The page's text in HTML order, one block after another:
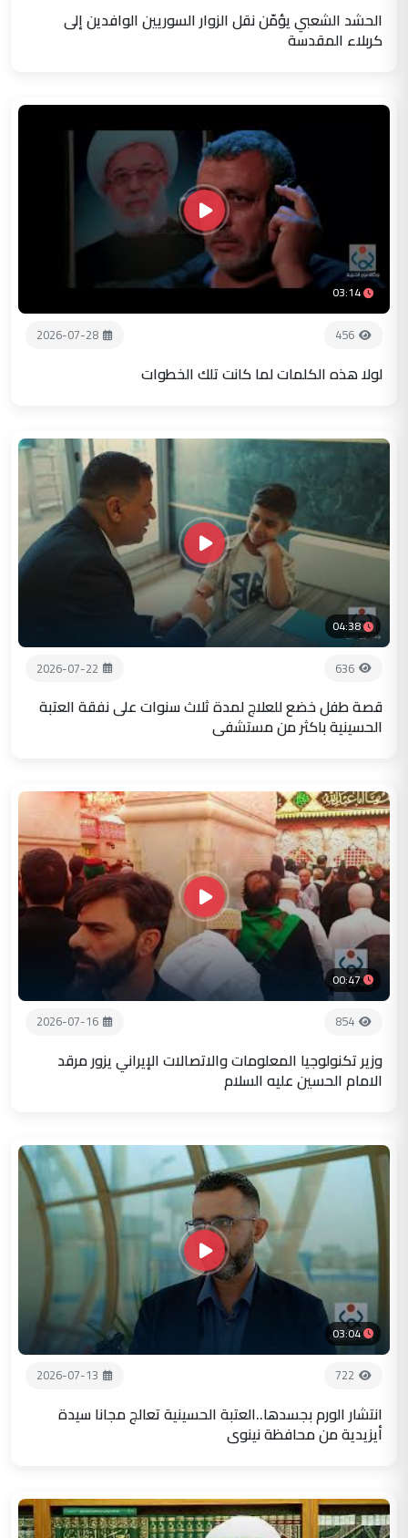
الحشد الشعبي يؤمّن نقل الزوار السوريين الوافدين إلى
كربلاء المقدسة
03:14
456
2026-07-28
لولا هذه الكلمات لما كانت تلك الخطوات
04:38
636
2026-07-22
قصة طفل خضع للعلاج لمدة ثلاث سنوات على نفقة العتبة
الحسينية باكثر من مستشفى
00:47
854
2026-07-16
وزير تكنولوجيا المعلومات والاتصالات الإيراني يزور مرقد
الامام الحسين عليه السلام
03:04
722
2026-07-13
انتشار الورم بجسدها..العتبة الحسينية تعالج مجانا سيدة
أيزيدية من محافظة نينوى